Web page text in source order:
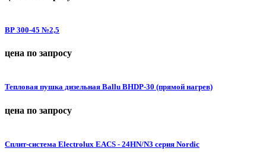
ВР 300-45 №2,5
цена по запросу
Тепловая пушка дизельная Ballu BHDP-30 (прямой нагрев)
цена по запросу
Сплит-система Electrolux EACS - 24HN/N3 серия Nordic